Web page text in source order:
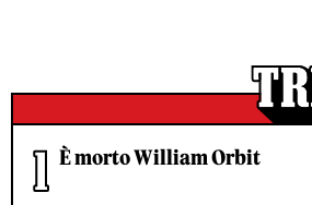
È morto William Orbit